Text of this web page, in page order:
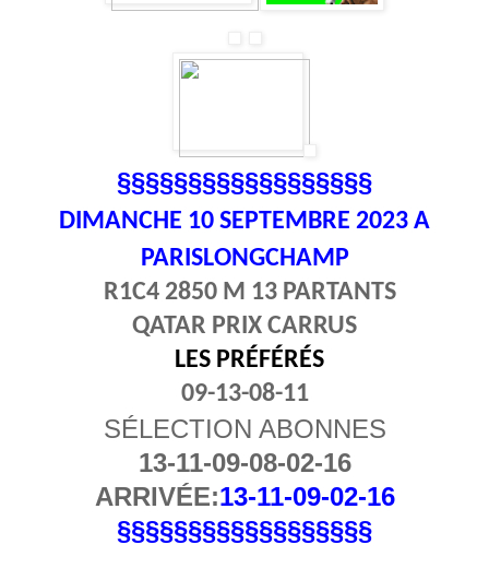
§§§§§§§§§§§§§§§§§§
DIMANCHE 10 SEPTEMBRE 2023 A
PARISLONGCHAMP
R1C4 2850 M 13 PARTANTS
QATAR PRIX CARRUS
LES PRÉFÉRÉS
09-13-08-11
SÉLECTION ABONNES
13-11-09-08-02-16
ARRIVÉE:13-11-09-02-16
§§§§§§§§§§§§§§§§§§